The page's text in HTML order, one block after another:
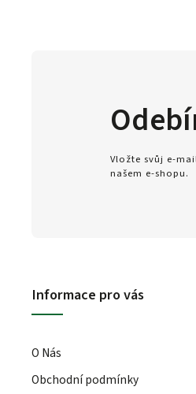
Informace pro vás
O Nás
Obchodní podmínky
Vložte svůj e-
našem e-shopu.